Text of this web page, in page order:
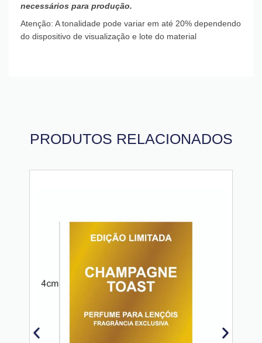
necessários para produção.
Atenção: A tonalidade pode variar em até 20% dependendo
do dispositivo de visualização e lote do material
PRODUTOS RELACIONADOS